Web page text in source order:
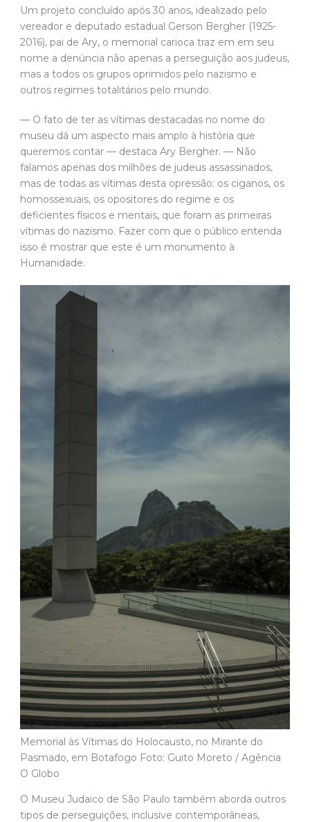
Um projeto concluído após 30 anos, idealizado pelo
vereador e deputado estadual Gerson Bergher (1925-
2016), pai de Ary, o memorial carioca traz em em seu
nome a denúncia não apenas a perseguição aos judeus,
mas a todos os grupos oprimidos pelo nazismo e
outros regimes totalitários pelo mundo.
— O fato de ter as vítimas destacadas no nome do
museu dá um aspecto mais amplo à história que
queremos contar — destaca Ary Bergher. — Não
falamos apenas dos milhões de judeus assassinados,
mas de todas as vítimas desta opressão: os ciganos, os
homossexuais, os opositores do regime e os
deficientes físicos e mentais, que foram as primeiras
vítimas do nazismo. Fazer com que o público entenda
isso é mostrar que este é um monumento à
Humanidade.
Memorial às Vítimas do Holocausto, no Mirante do
Pasmado, em Botafogo Foto: Guito Moreto / Agência
O Globo
O Museu Judaico de São Paulo também aborda outros
tipos de perseguições, inclusive contemporâneas,